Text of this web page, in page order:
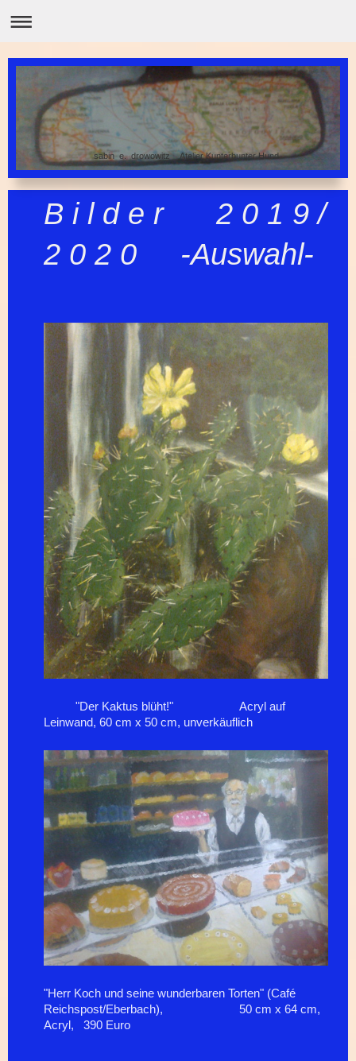
sabin e. drowowitz Atelier Kunterbunter Hund
B i l d e r 2 0 1 9 /
2 0 2 0 -Auswahl-
"Der Kaktus blüht!" Acryl auf
Leinwand, 60 cm x 50 cm, unverkäuflich
"Herr Koch und seine wunderbaren Torten" (Café
Reichspost/Eberbach), 50 cm x 64 cm,
Acryl, 390 Euro